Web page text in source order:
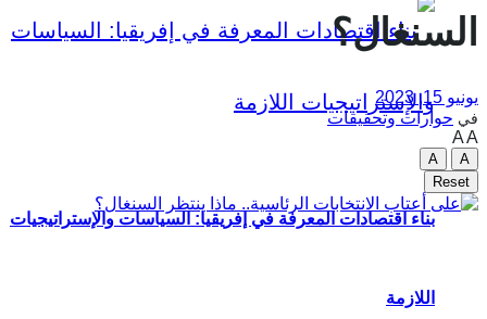
بناء اقتصادات المعرفة في إفريقيا: السياسات والإستراتيجيات
اللازمة
السنغال؟
يونيو 15, 2023
في حوارات وتحقيقات
AA
A
A
Reset